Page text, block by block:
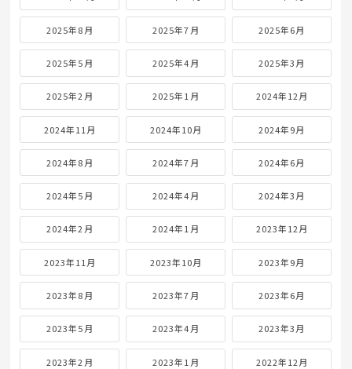
2025年8月 2025年7月 2025年6月
2025年5月 2025年4月 2025年3月
2025年2月 2025年1月 2024年12月
2024年11月 2024年10月 2024年9月
2024年8月 2024年7月 2024年6月
2024年5月 2024年4月 2024年3月
2024年2月 2024年1月 2023年12月
2023年11月 2023年10月 2023年9月
2023年8月 2023年7月 2023年6月
2023年5月 2023年4月 2023年3月
2023年2月 2023年1月 2022年12月